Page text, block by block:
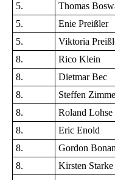
5.
Thomas
5.
Enie Preißler
5.
Viktoria
8.
Rico Klein
8.
Dietmar Bec
8.
Steffen
8.
Roland Lohse
8.
Eric Enold
8.
Gordon Bonan
8.
Kirsten Starke